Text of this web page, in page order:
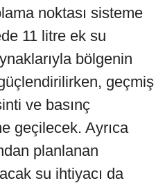
noktası sisteme
11 litre ek su
bölgenin
geçmiş
ve basınç
geçilecek. Ayrıca
planlanan
su ihtiyacı da